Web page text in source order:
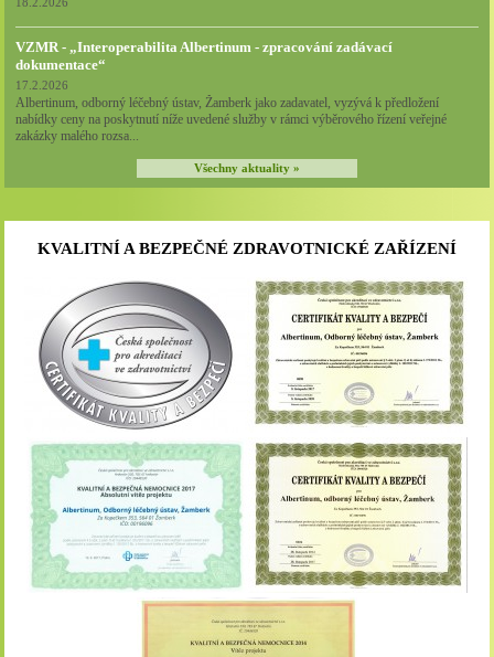
18.2.2026
VZMR - „Interoperabilita Albertinum - zpracování zadávací
dokumentace“
17.2.2026
Albertinum, odborný léčebný ústav, Žamberk jako zadavatel, vyzývá k předložení
nabídky ceny na poskytnutí níže uvedené služby v rámci výběrového řízení veřejné
zakázky malého rozsa...
Všechny aktuality »
KVALITNÍ A BEZPEČNÉ ZDRAVOTNICKÉ ZAŘÍZENÍ